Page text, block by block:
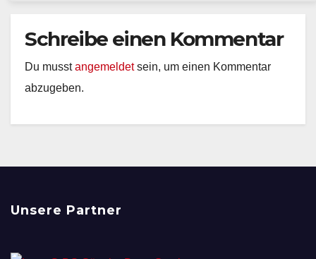
Schreibe einen Kommentar
Du musstangemeldetsein, um einen Kommentar
abzugeben.
Unsere Partner